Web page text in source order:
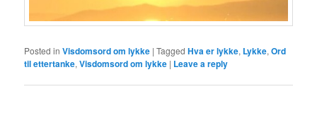
Posted in Visdomsord om lykke |Tagged Hva er lykke, Lykke,Ord
til ettertanke,Visdomsord om lykke | Leave a reply